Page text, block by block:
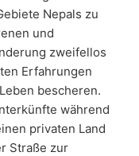
Nepals zu
und
zweifellos
Erfahrungen
bescheren.
während
privaten Land
Straße zur